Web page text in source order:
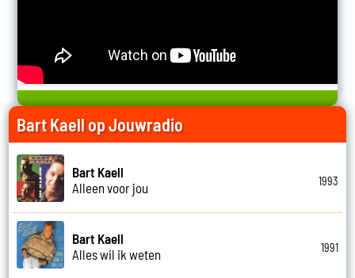
Bart Kaell op Jouwradio
Bart Kaell
Alleen voor jou
1993
Bart Kaell
Alles wil ik weten
1991